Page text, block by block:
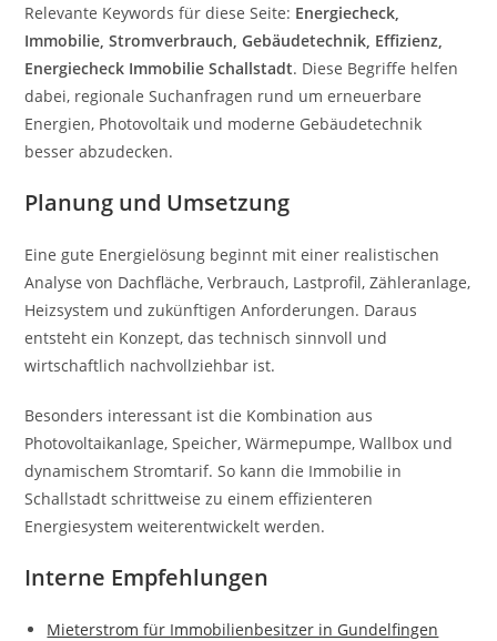
Relevante Keywords für diese Seite: Energiecheck,
Immobilie, Stromverbrauch, Gebäudetechnik, Effizienz,
Energiecheck Immobilie Schallstadt. Diese Begriffe helfen
dabei, regionale Suchanfragen rund um erneuerbare
Energien, Photovoltaik und moderne Gebäudetechnik
besser abzudecken.
Planung und Umsetzung
Eine gute Energielösung beginnt mit einer realistischen
Analyse von Dachfläche, Verbrauch, Lastprofil, Zähleranlage,
Heizsystem und zukünftigen Anforderungen. Daraus
entsteht ein Konzept, das technisch sinnvoll und
wirtschaftlich nachvollziehbar ist.
Besonders interessant ist die Kombination aus
Photovoltaikanlage, Speicher, Wärmepumpe, Wallbox und
dynamischem Stromtarif. So kann die Immobilie in
Schallstadt schrittweise zu einem effizienteren
Energiesystem weiterentwickelt werden.
Interne Empfehlungen
Mieterstrom für Immobilienbesitzer in Gundelfingen